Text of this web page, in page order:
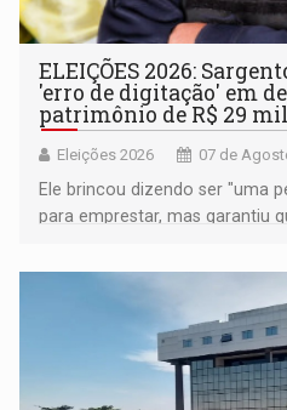
ELEIÇÕES 2026:
'erro de digitação' em
patrimônio de R$ 29
Eleições 2026 07 de
Ele brincou dizendo ser "uma
para emprestar, mas garantiu